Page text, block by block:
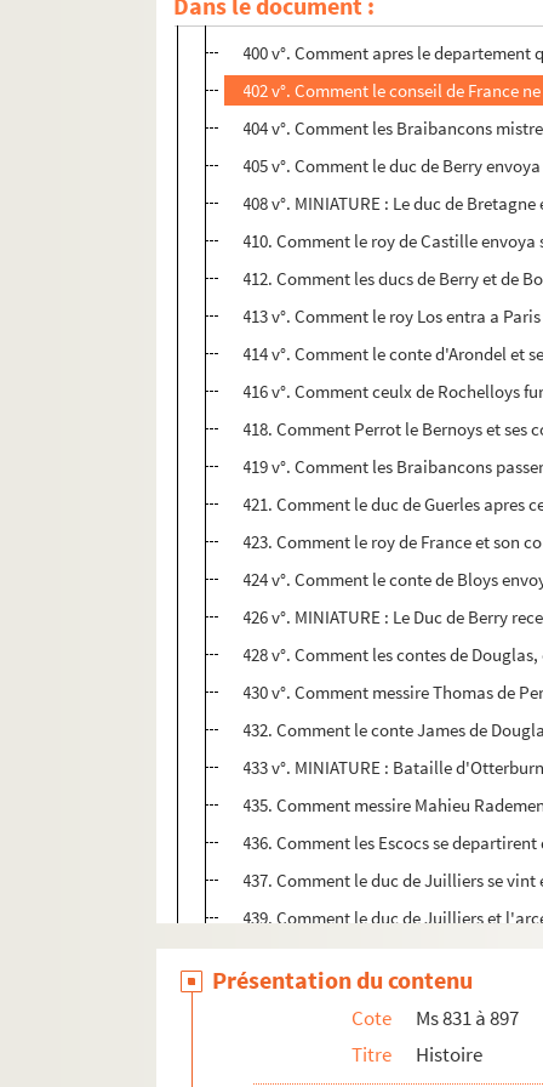
398. Comment le duc de Berry fist les
400 v°. Comment apres le departement
402 v°. Comment le conseil de France
404 v°. Comment les Braibancons
405 v°. Comment le duc de Berry
408 v°. MINIATURE : Le duc de
410. Comment le roy de Castille
412. Comment les ducs de Berry et de
413 v°. Comment le roy Los entra a
414 v°. Comment le conte d'Arondel et
416 v°. Comment ceulx de Rochelloys
418. Comment Perrot le Bernoys et
419 v°. Comment les Braibancons
421. Comment le duc de Guerles apres
423. Comment le roy de France et son
424 v°. Comment le conte de Bloys
426 v°. MINIATURE : Le Duc de Berry
428 v°. Comment les contes de
430 v°. Comment messire Thomas de
432. Comment le conte James de
433 v°. MINIATURE : Bataille
435. Comment messire Mahieu
436. Comment les Escocs se
437. Comment le duc de Juilliers se
439. Comment le duc de Juilliers et
441. MINIATURE : Bataille navale
443. Comment messire Jehan de
445. Comment Gieuffroy Teste Noire
446 v°. Comment messire Jehan de
Présentation du contenu
Cote
Ms 831 à 897
Titre
Histoire